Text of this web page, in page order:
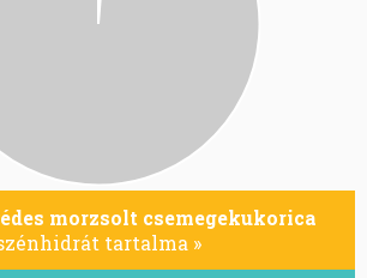
morzsolt csemegekukorica
tartalma »